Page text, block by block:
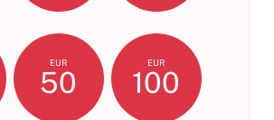
EUR
50
EUR
100